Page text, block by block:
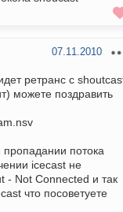
07.11.2010
ретранс с
можете поздравить
пропадании потока
icecast не
- Not Connected и так
что посоветуете